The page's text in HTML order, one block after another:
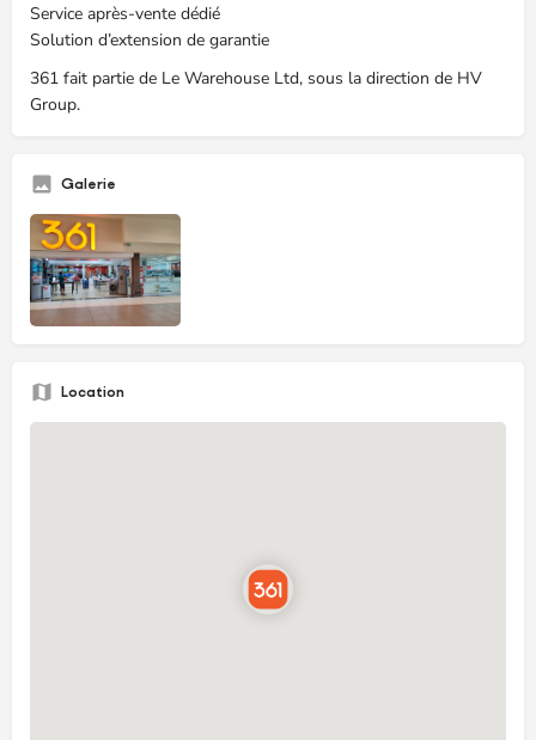
Service après-vente dédié
Solution d’extension de garantie
361 fait partie de Le Warehouse Ltd, sous la direction de HV
Group.
Galerie
Location